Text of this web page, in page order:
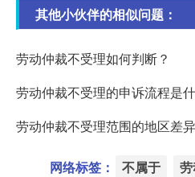
其他小伙伴的相似问题：
劳动仲裁不受理如何判断？
劳动仲裁不受理的申诉流程是
劳动仲裁不受理范围的地区差
网络标签： 不属于